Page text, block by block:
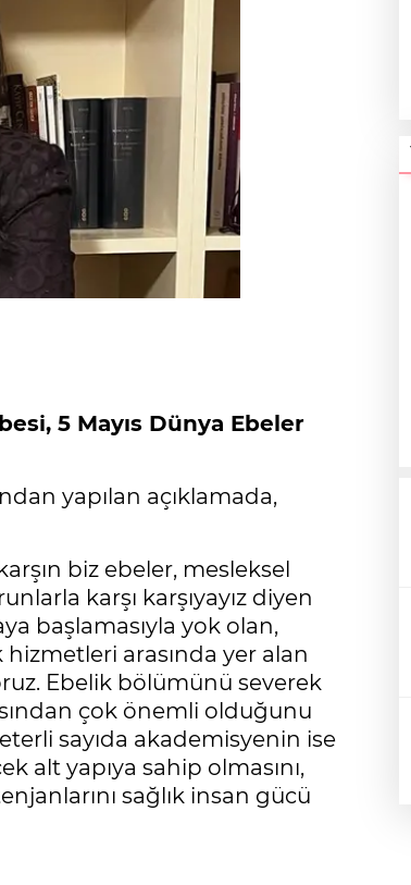
5 Mayıs Dünya Ebeler
yapılan açıklamada,
biz ebeler, mesleksel
karşı karşıyayız diyen
başlamasıyla yok olan,
arasında yer alan
Ebelik bölümünü severek
çok önemli olduğunu
sayıda akademisyenin ise
alt yapıya sahip olmasını,
sağlık insan gücü